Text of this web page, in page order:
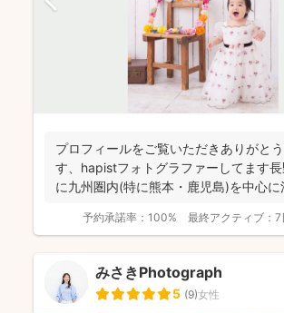
プロフィールをご覧いただきありがと
す、hapistフォトグラファーしてます
に九州圏内(特に熊本・鹿児島)を中心に
予約承諾率： 100% 最終アクティブ： 7
みさきPhotograph
5 (9)女性